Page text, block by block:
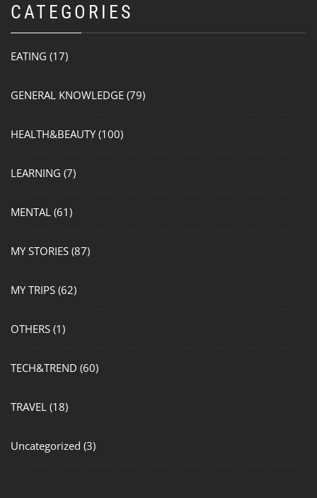
CATEGORIES
EATING (17)
GENERAL KNOWLEDGE (79)
HEALTH&BEAUTY(100)
LEARNING (7)
MENTAL (61)
MY STORIES (87)
MY TRIPS (62)
OTHERS (1)
TECH&TREND (60)
TRAVEL (18)
Uncategorized (3)